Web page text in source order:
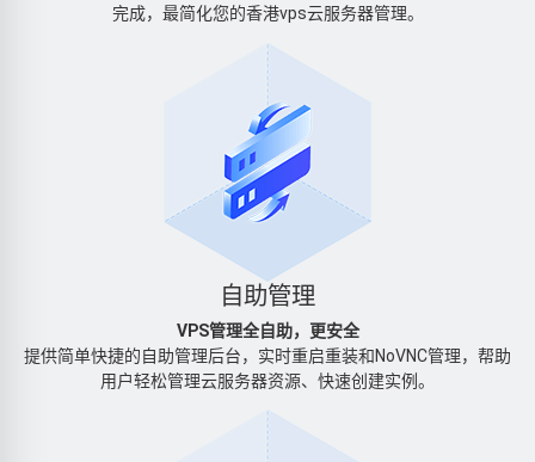
完成，最简化您的香港vps云服务器管理。
自助管理
VPS管理全自助，更安全
提供简单快捷的自助管理后台，实时重启重装和NoVNC管理，帮助
用户轻松管理云服务器资源、快速创建实例。